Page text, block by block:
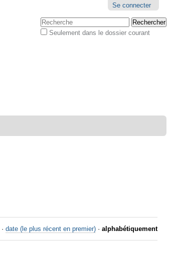
personnels
Se connecter
Chercher par
Seulement dans le dossier courant
· date (le plus récent en premier) · alphabétiquement